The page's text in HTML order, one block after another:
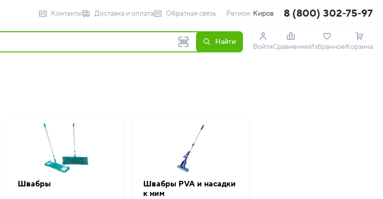
Контакты Доставка и оплата Обратная связь Регион: Киров 8 (800) 302-75-97
Найти
ВойтиСравнениеИзбранноеКорзина
Швабры
Швабры PVA и насадки
к ним